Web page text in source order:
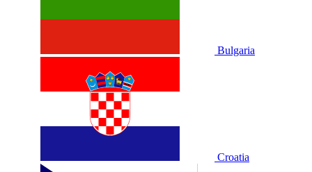
Bulgaria
Croatia